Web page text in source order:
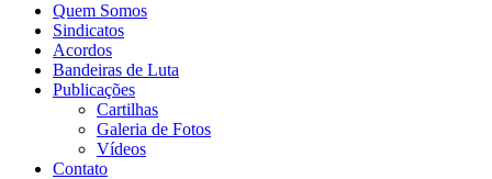
Quem Somos
Sindicatos
Acordos
Bandeiras de Luta
Publicações
Cartilhas
Galeria de Fotos
Vídeos
Contato